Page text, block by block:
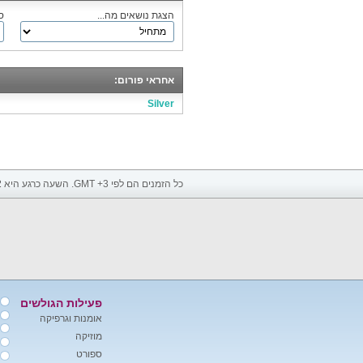
הצגת נושאים מה...
אחראי פורום:
Silver
כל הזמנים הם לפי GMT +3. השעה כרגע היא
פעילות הגולשים
אומנות וגרפיקה
מוזיקה
ספורט